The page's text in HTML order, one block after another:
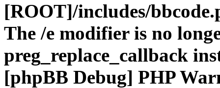
[ROOT]/includes/
The /e modifier is no
preg_replace_callback
[phpBB Debug] PHP